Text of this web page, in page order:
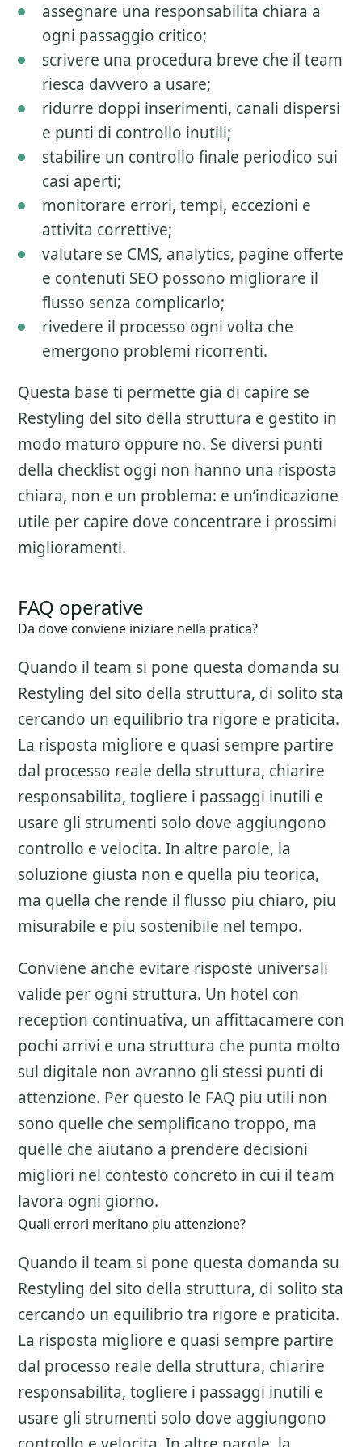
assegnare una responsabilita chiara a
ogni passaggio critico;
scrivere una procedura breve che il team
riesca davvero a usare;
ridurre doppi inserimenti, canali dispersi
e punti di controllo inutili;
stabilire un controllo finale periodico sui
casi aperti;
monitorare errori, tempi, eccezioni e
attivita correttive;
valutare se CMS, analytics, pagine offerte
e contenuti SEO possono migliorare il
flusso senza complicarlo;
rivedere il processo ogni volta che
emergono problemi ricorrenti.
Questa base ti permette gia di capire se
Restyling del sito della struttura e gestito in
modo maturo oppure no. Se diversi punti
della checklist oggi non hanno una risposta
chiara, non e un problema: e un’indicazione
utile per capire dove concentrare i prossimi
miglioramenti.
FAQ operative
Da dove conviene iniziare nella pratica?
Quando il team si pone questa domanda su
Restyling del sito della struttura, di solito sta
cercando un equilibrio tra rigore e praticita.
La risposta migliore e quasi sempre partire
dal processo reale della struttura, chiarire
responsabilita, togliere i passaggi inutili e
usare gli strumenti solo dove aggiungono
controllo e velocita. In altre parole, la
soluzione giusta non e quella piu teorica,
ma quella che rende il flusso piu chiaro, piu
misurabile e piu sostenibile nel tempo.
Conviene anche evitare risposte universali
valide per ogni struttura. Un hotel con
reception continuativa, un affittacamere con
pochi arrivi e una struttura che punta molto
sul digitale non avranno gli stessi punti di
attenzione. Per questo le FAQ piu utili non
sono quelle che semplificano troppo, ma
quelle che aiutano a prendere decisioni
migliori nel contesto concreto in cui il team
lavora ogni giorno.
Quali errori meritano piu attenzione?
Quando il team si pone questa domanda su
Restyling del sito della struttura, di solito sta
cercando un equilibrio tra rigore e praticita.
La risposta migliore e quasi sempre partire
dal processo reale della struttura, chiarire
responsabilita, togliere i passaggi inutili e
usare gli strumenti solo dove aggiungono